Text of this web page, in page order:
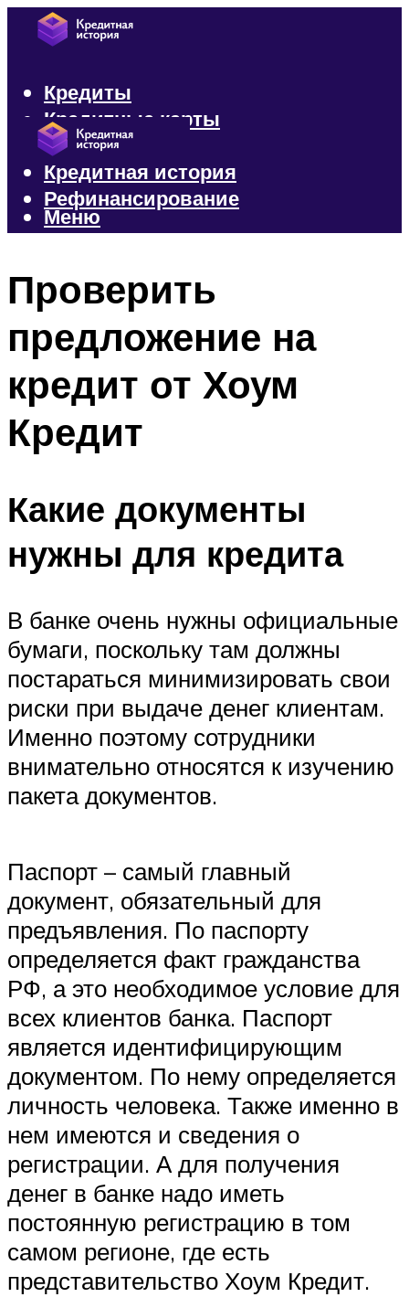
Кредиты
Кредитные карты
Микрозаймы
Кредитная история
Рефинансирование
Меню
Проверить
предложение на
кредит от Хоум
Кредит
Какие документы
нужны для кредита
В банке очень нужны официальные
бумаги, поскольку там должны
постараться минимизировать свои
риски при выдаче денег клиентам.
Именно поэтому сотрудники
внимательно относятся к изучению
пакета документов.
Паспорт – самый главный
документ, обязательный для
предъявления. По паспорту
определяется факт гражданства
РФ, а это необходимое условие для
всех клиентов банка. Паспорт
является идентифицирующим
документом. По нему определяется
личность человека. Также именно в
нем имеются и сведения о
регистрации. А для получения
денег в банке надо иметь
постоянную регистрацию в том
самом регионе, где есть
представительство Хоум Кредит.